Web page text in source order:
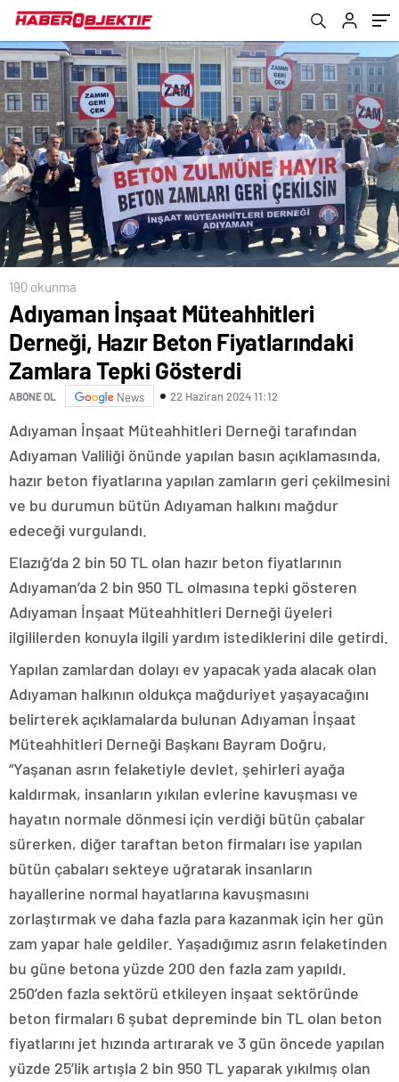
Gösterdi
190 okunma
Adıyaman İnşaat Müteahhitleri
Derneği, Hazır Beton Fiyatlarındaki
Zamlara Tepki Gösterdi
ABONE OL News 22 Haziran 2024 11:12
Adıyaman İnşaat Müteahhitleri Derneği tarafından
Adıyaman Valiliği önünde yapılan basın açıklamasında,
hazır beton fiyatlarına yapılan zamların geri çekilmesini
ve bu durumun bütün Adıyaman halkını mağdur
edeceği vurgulandı.
Elazığ’da 2 bin 50 TL olan hazır beton fiyatlarının
Adıyaman’da 2 bin 950 TL olmasına tepki gösteren
Adıyaman İnşaat Müteahhitleri Derneği üyeleri
ilgililerden konuyla ilgili yardım istediklerini dile getirdi.
Yapılan zamlardan dolayı ev yapacak yada alacak olan
Adıyaman halkının oldukça mağduriyet yaşayacağını
belirterek açıklamalarda bulunan Adıyaman İnşaat
Müteahhitleri Derneği Başkanı Bayram Doğru,
“Yaşanan asrın felaketiyle devlet, şehirleri ayağa
kaldırmak, insanların yıkılan evlerine kavuşması ve
hayatın normale dönmesi için verdiği bütün çabalar
sürerken, diğer taraftan beton firmaları ise yapılan
bütün çabaları sekteye uğratarak insanların
hayallerine normal hayatlarına kavuşmasını
zorlaştırmak ve daha fazla para kazanmak için her gün
zam yapar hale geldiler. Yaşadığımız asrın felaketinden
bu güne betona yüzde 200 den fazla zam yapıldı.
250’den fazla sektörü etkileyen inşaat sektöründe
beton firmaları 6 şubat depreminde bin TL olan beton
fiyatlarını jet hızında artırarak ve 3 gün öncede yapılan
yüzde 25’lik artışla 2 bin 950 TL yaparak yıkılmış olan